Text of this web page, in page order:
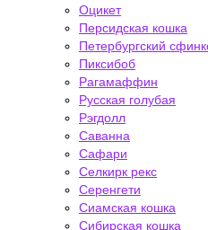
Оцикет
Персидская кошка
Петербургский
Пиксибоб
Рагамаффин
Русская голубая
Рэгдолл
Саванна
Сафари
Селкирк рекс
Серенгети
Сиамская кошка
Сибирская кошка